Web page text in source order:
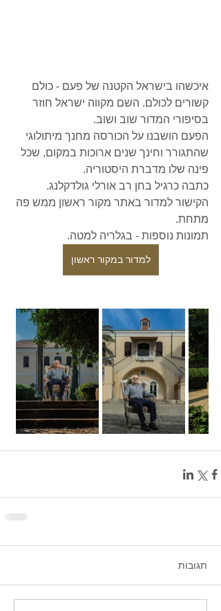
איכשהו בישראל הקטנה של פעם - כולם
קשורים לכולם. השם מקווה ישראל חוזר
בסיפורי המדור שוב ושוב.
הפעם הושבנו על הכורסה מחנך מיתולוגי
שהתגורר וחינך שנים ארוכות במקום, שכל
פינה שלו מדברת היסטוריה.
כתבה כרגיל בחן רב אורלי גולדקלנג.
הקישור למדור באתר מקור ראשון ממש פה
מתחת.
תמונות נוספות - בגלריה למטה.
למדור במקור ראשון
תגובות